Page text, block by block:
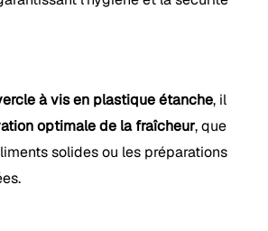
à vis en plastique étanche, il
optimale de la fraîcheur, que
solides ou les préparations